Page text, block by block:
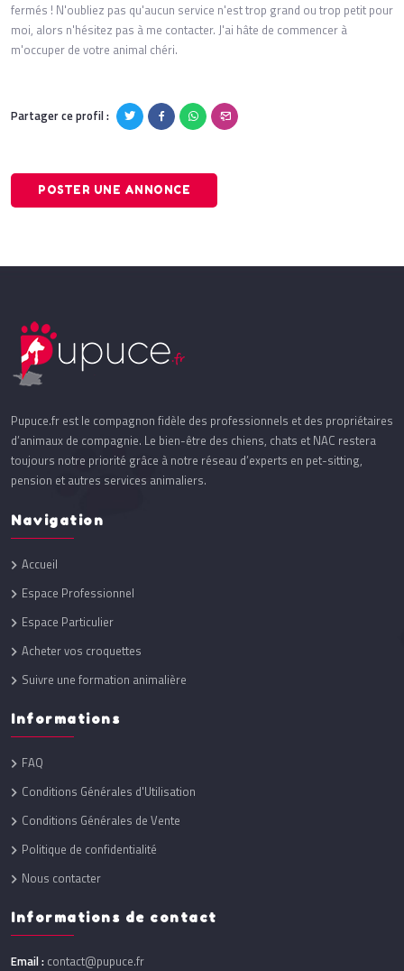
fermés ! N'oubliez pas qu'aucun service n'est trop grand ou trop petit pour
moi, alors n'hésitez pas à me contacter. J'ai hâte de commencer à
m'occuper de votre animal chéri.
Partager ce profil :
POSTER UNE ANNONCE
Pupuce.fr est le compagnon fidèle des professionnels et des propriétaires
d’animaux de compagnie. Le bien-être des chiens, chats et NAC restera
toujours notre priorité grâce à notre réseau d’experts en pet-sitting,
pension et autres services animaliers.
Navigation
Accueil
Espace Professionnel
Espace Particulier
Acheter vos croquettes
Suivre une formation animalière
Informations
FAQ
Conditions Générales d'Utilisation
Conditions Générales de Vente
Politique de confidentialité
Nous contacter
Informations de contact
Email : contact@pupuce.fr